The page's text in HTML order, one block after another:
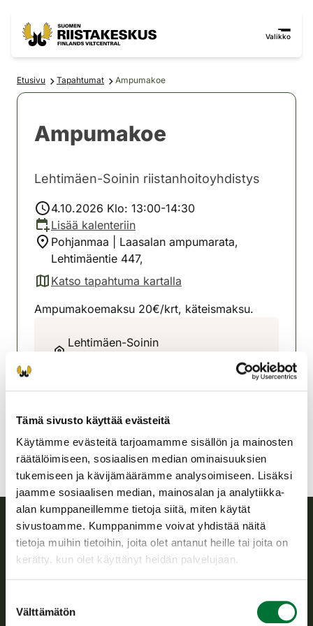
Tämä sivusto käyttää evästeitä
Käytämme evästeitä tarjoamamme sisällön ja mainosten
räätälöimiseen, sosiaalisen median ominaisuuksien
tukemiseen ja kävijämäärämme analysoimiseen. Lisäksi
jaamme sosiaalisen median, mainosalan ja analytiikka-
alan kumppaneillemme tietoja siitä, miten käytät
sivustoamme. Kumppanimme voivat yhdistää näitä
tietoja muihin tietoihin, joita olet antanut heille tai joita on
kerätty, kun olet käyttänyt heidän palvelujaan.
valinta
Välttämätön
Valikko
Etusivu Tapahtumat Ampumakoe
Ampumakoe
Lehtimäen-Soinin riistanhoitoyhdistys
4.10.2026 Klo: 13:00-14:30
Lisää kalenteriin
Pohjanmaa | Laasalan ampumarata,
Lehtimäentie 447,
Katso tapahtuma kartalla
(avautuu uuteen välilehteen)
Ampumakoemaksu 20€/krt, käteismaksu.
Lehtimäen-Soinin
040 740 1995
Suomen riistakeskus
toimeenpanosta sekä vastaa sille säädetyistä julkisista